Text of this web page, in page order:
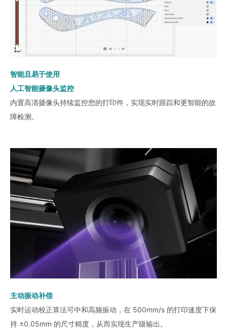
智能且易于使用
人工智能摄像头监控
内置高清摄像头持续监控您的打印件，实现实时跟踪和更智能的故
障检测。
主动振动补偿
实时运动校正算法可中和高频振动，在 500mm/s 的打印速度下保
持 ±0.05mm 的尺寸精度，从而实现生产级输出。